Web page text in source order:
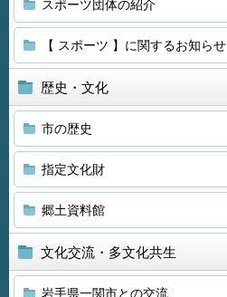
スポーツ団体の紹介
【 スポーツ 】に関するお知らせ
歴史・文化
市の歴史
指定文化財
郷土資料館
文化交流・多文化共生
岩手県一関市との交流